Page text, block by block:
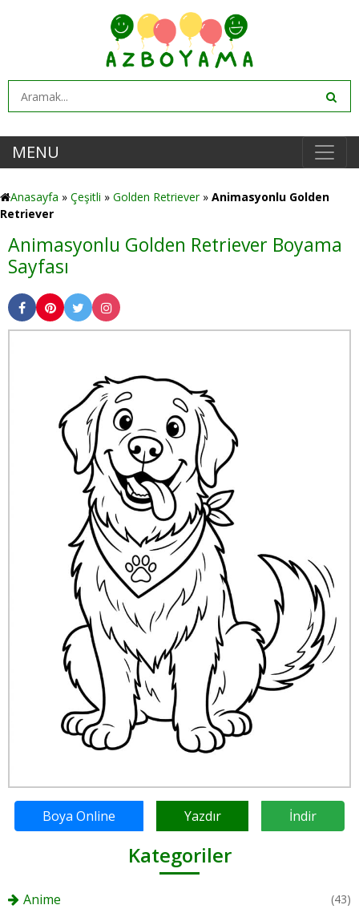
MENU
Anasayfa » Çeşitli » Golden Retriever» Animasyonlu Golden
Retriever
Animasyonlu Golden Retriever Boyama
Sayfası
Boya Online Yazdır İndir
Kategoriler
Anime (43)